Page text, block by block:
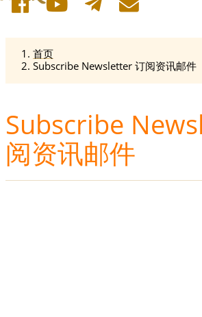
首页
Subscribe Newsletter 订阅资讯邮件
Subscribe
阅资讯邮件